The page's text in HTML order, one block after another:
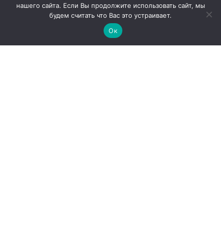
нашего сайта. Если Вы продолжите использовать сайт, мы
будем считать что Вас это устраивает.
Ок